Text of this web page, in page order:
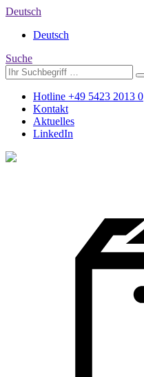
Deutsch
Deutsch
Suche
Hotline +49 5423 2013 0
Kontakt
Aktuelles
LinkedIn